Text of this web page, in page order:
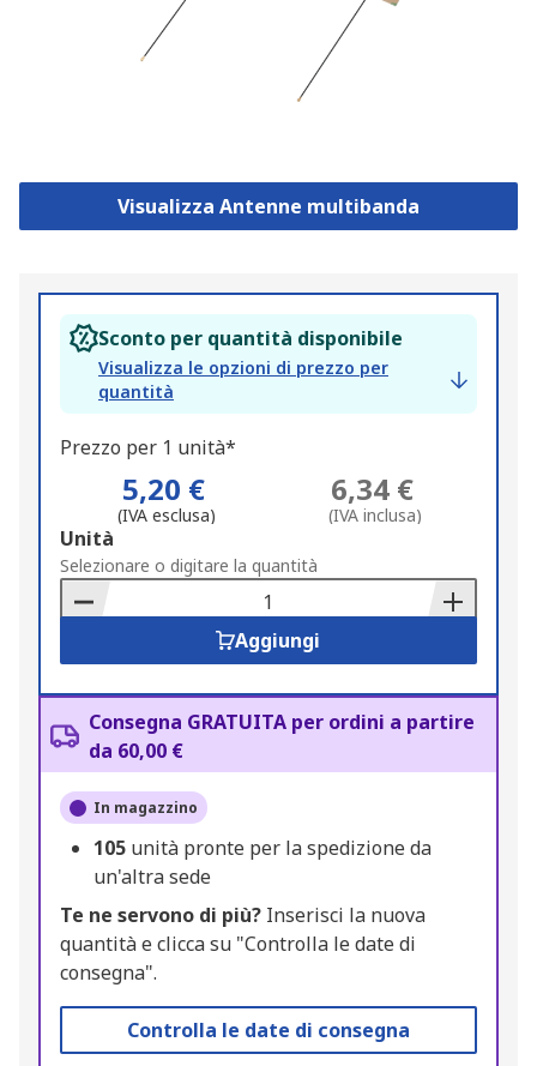
Visualizza Antenne multibanda
Sconto per quantità disponibile
Visualizza le opzioni di prezzo per
quantità
Prezzo per 1 unità*
5,20 €
(IVA esclusa)
6,34 €
(IVA inclusa)
Add
to
Basket
Unità
Selezionare o digitare la quantità
Aggiungi
Consegna GRATUITA per ordini a partire
da 60,00 €
In magazzino
105 unità pronte per la spedizione da
un'altra sede
Te ne servono di più? Inserisci la nuova
quantità e clicca su "Controlla le date di
consegna".
Controlla le date di consegna